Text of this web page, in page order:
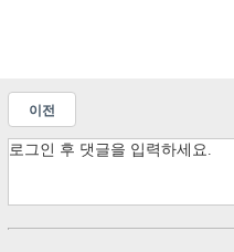
이전